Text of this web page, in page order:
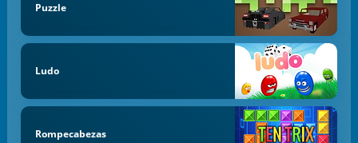
Puzzle
Ludo
Rompecabezas